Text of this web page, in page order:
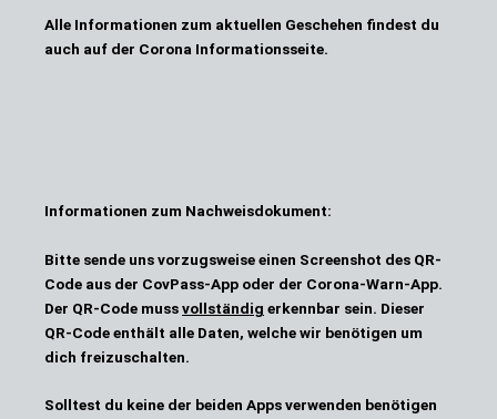
Alle Informationen zum aktuellen Geschehen findest du
auch auf der Corona Informationsseite.
Informationen zum Nachweisdokument:
Bitte sende uns vorzugsweise einen Screenshot des QR-
Code aus der CovPass-App oder der Corona-Warn-App.
Der QR-Code mussvollständig erkennbar sein. Dieser
QR-Code enthält alle Daten, welche wir benötigen um
dich freizuschalten.
Solltest du keine der beiden Apps verwenden benötigen